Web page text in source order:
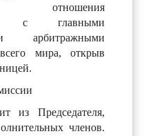
отношения
с главными
арбитражными
мира, открыв
из Председателя,
членов.